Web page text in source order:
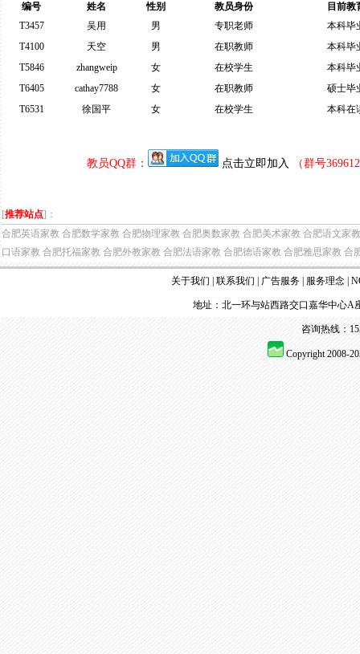
编号 姓名 性别 教员身份
目前教
T3457
吴用 男 专职老师
本科毕
T4100
天空 男 在职教师
本科毕
T5846
zhangweip 女 在校学生
本科毕
T6405
cathay7788 女 在职教师
硕士毕
T6531
徐国平 女 在校学生 本科在
教员QQ群： 点击立即加入 （群号
[推荐站点]：
合肥英语家教 合肥数学家教 合肥物理家教 合肥奥数家教 合肥美术家教 合肥语文家教
口语家教 合肥托福家教 合肥外教家教 合肥法语家教 合肥德语家教 合肥雅思家教 合
关于我们 联系我们 广告服务| 服务理念|
地址：北一环与站西路交口嘉华中心
咨询热线：
Copyright 2008-